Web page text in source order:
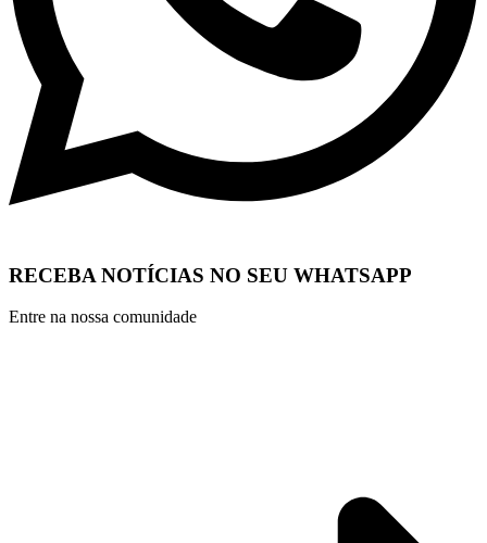
RECEBA NOTÍCIAS NO SEU WHATSAPP
Entre na nossa comunidade